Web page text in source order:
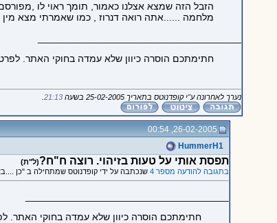
מלחמה ......אתה רואה דנרוז , כמו שאמרתי מצא מין
חתימתכם הוסרה כיוון שלא עמדה בחוקי האתר.
נערך לאחרונה ע"י קופדנוטס בתאריך 25-02-2005 בשעה 21:13
.
26-02-2005, 00:54
HummerH1
תפסת אותי על טעות בזיהוי. רוצה ח"ח?(ל"ת)
בתגובה להודעה מספר 4
שנכתבה על ידי קופדנוטס שמתחילה ב "כן
חתימתכם הוסרה כיוון שלא עמדה בחוקי האתר.